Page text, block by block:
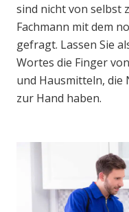
sind nicht von selbst
Fachmann mit dem
gefragt. Lassen Sie
Wortes die Finger
und Hausmitteln, die
zur Hand haben.